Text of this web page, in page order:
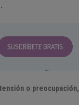
SUSCRÍBETE GRATIS
o preocupación,